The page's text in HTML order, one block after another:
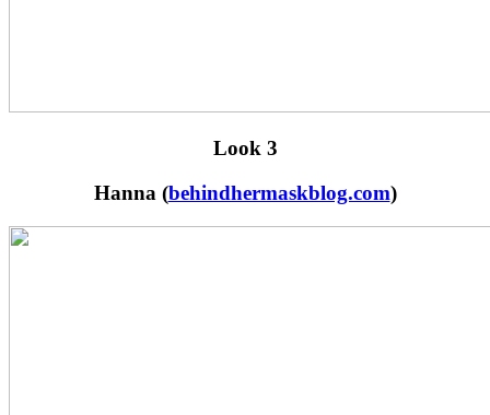
Look 3
Hanna (behindhermaskblog.com)